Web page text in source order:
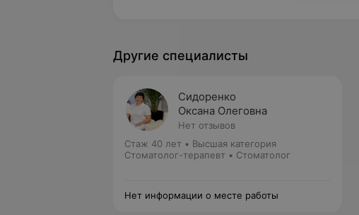
Другие специалисты
Сидоренко
Оксана Олеговна
Нет отзывов
Стаж 40 лет • Высшая категория
Стоматолог-терапевт • Стоматолог
Нет информации о месте работы